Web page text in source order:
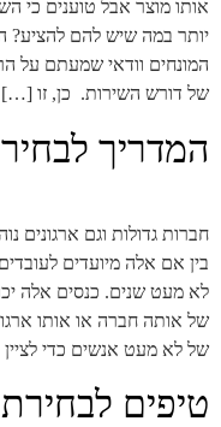
אותו מוצר אבל טוענים כי
יותר במה שיש להם להציע?
המונחים וודאי שמעתם על
של דורש השירות. כן, זו […]
המדריך
חברות גדולות וגם ארגונים
בין אם אלה מיועדים
לא מעט שנים. כנסים אלה
של אותה חברה או אותו ארגון
של לא מעט אנשים כדי
טיפים